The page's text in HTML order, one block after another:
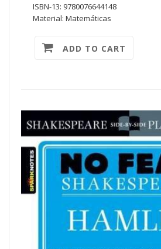
ISBN-13: 9780076644148
Material: Matemáticas
ADD TO CART